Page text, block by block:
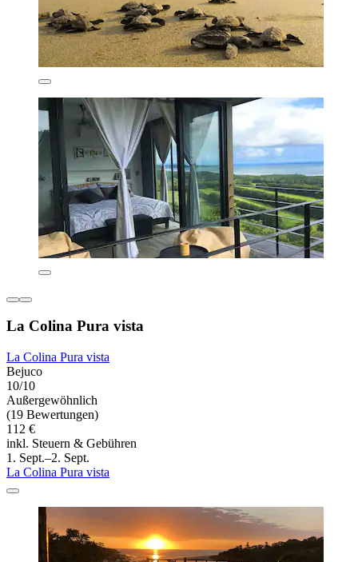
La Colina Pura vista
La Colina Pura vista
Bejuco
10/10
Außergewöhnlich
(19 Bewertungen)
112 €
inkl. Steuern & Gebühren
1. Sept.–2. Sept.
La Colina Pura vista